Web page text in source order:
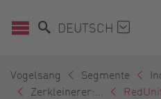
DEUTSCH
Vogelsang Segmente
Zerkleinerer:...
RedUnit